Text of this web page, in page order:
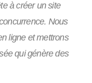
à créer un site
Nous
ligne et mettrons
qui génère des